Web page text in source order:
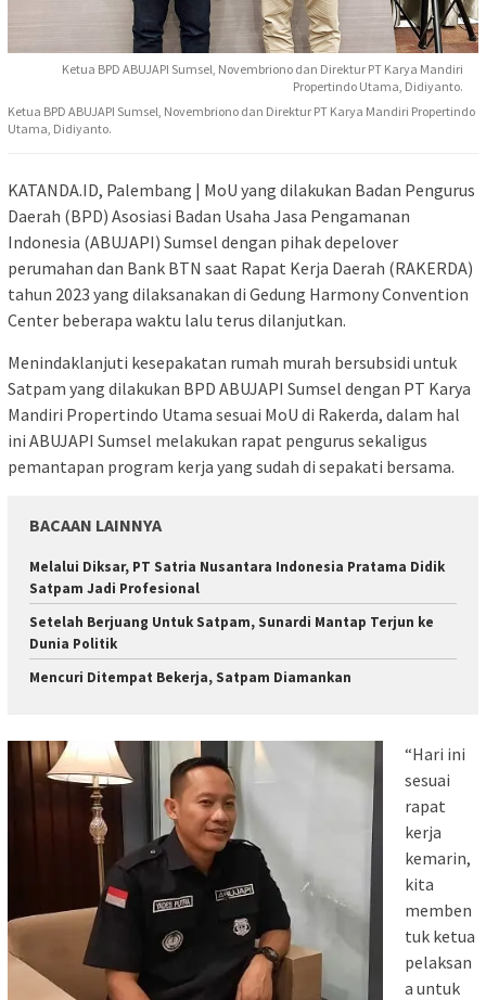
Ketua BPD ABUJAPI Sumsel, Novembriono dan Direktur PT Karya Mandiri
Propertindo Utama, Didiyanto.
Ketua BPD ABUJAPI Sumsel, Novembriono dan Direktur PT Karya Mandiri Propertindo
Utama, Didiyanto.
KATANDA.ID, Palembang | MoU yang dilakukan Badan Pengurus
Daerah (BPD) Asosiasi Badan Usaha Jasa Pengamanan
Indonesia (ABUJAPI) Sumsel dengan pihak depelover
perumahan dan Bank BTN saat Rapat Kerja Daerah (RAKERDA)
tahun 2023 yang dilaksanakan di Gedung Harmony Convention
Center beberapa waktu lalu terus dilanjutkan.
Menindaklanjuti kesepakatan rumah murah bersubsidi untuk
Satpam yang dilakukan BPD ABUJAPI Sumsel dengan PT Karya
Mandiri Propertindo Utama sesuai MoU di Rakerda, dalam hal
ini ABUJAPI Sumsel melakukan rapat pengurus sekaligus
pemantapan program kerja yang sudah di sepakati bersama.
BACAAN LAINNYA
Melalui Diksar, PT Satria Nusantara Indonesia Pratama Didik
Satpam Jadi Profesional
Setelah Berjuang Untuk Satpam, Sunardi Mantap Terjun ke
Dunia Politik
Mencuri Ditempat Bekerja, Satpam Diamankan
“Hari ini
sesuai
rapat
kerja
kemarin,
kita
memben
tuk ketua
pelaksan
a untuk